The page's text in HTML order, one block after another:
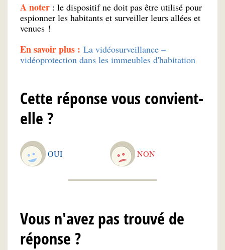
A noter : le dispositif ne doit pas être utilisé pour
espionner les habitants et surveiller leurs allées et
venues !
En savoir plus : La vidéosurveillance –
vidéoprotection dans les immeubles d'habitation
Cette réponse vous convient-
elle ?
OUI NON
Vous n'avez pas trouvé de
réponse ?